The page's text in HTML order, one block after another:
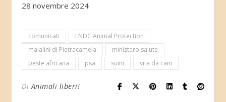
28 novembre 2024
comunicati
LNDC Animal Protection
maialini di Pietracamela
ministero salute
peste africana
psa suini vita da cani
DiAnimali liberi!